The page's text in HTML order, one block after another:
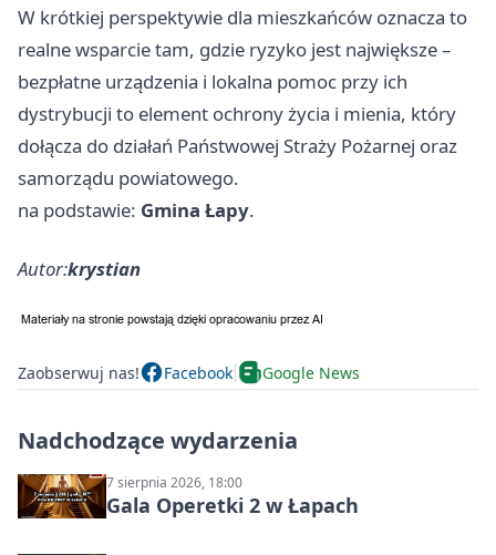
W krótkiej perspektywie dla mieszkańców oznacza to
realne wsparcie tam, gdzie ryzyko jest największe –
bezpłatne urządzenia i lokalna pomoc przy ich
dystrybucji to element ochrony życia i mienia, który
dołącza do działań Państwowej Straży Pożarnej oraz
samorządu powiatowego.
na podstawie: Gmina Łapy.
Autor:krystian
Zaobserwuj nas! Facebook Google News
Nadchodzące wydarzenia
7 sierpnia 2026, 18:00
Gala Operetki 2 w Łapach